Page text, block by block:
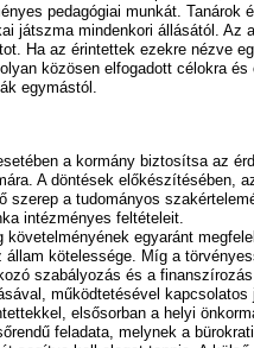
pedagógiai munkát. Tanárok
játszma mindenkori állásától. Az
Ha az érintettek ezekre nézve
közösen elfogadott célokra és
egymástól.
a kormány biztosítsa az
A döntések előkészítésében,
a tudományos szakértelemé
intézményes feltételeit.
egyaránt
kötelessége. Míg a
szabályozás és a finanszírozás
működtetésével kapcsolatos
elsősorban a helyi
feladata, melynek a